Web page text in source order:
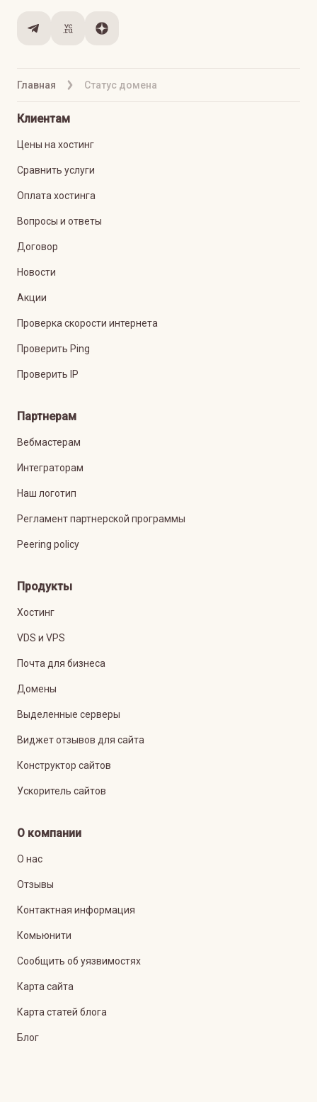
Главная Статус домена
Клиентам
Цены на хостинг
Сравнить услуги
Оплата хостинга
Вопросы и ответы
Договор
Новости
Акции
Проверка скорости интернета
Проверить Ping
Проверить IP
Партнерам
Вебмастерам
Интеграторам
Наш логотип
Регламент партнерской программы
Peering policy
Продукты
Хостинг
VDS и VPS
Почта для бизнеса
Домены
Выделенные серверы
Виджет отзывов для сайта
Конструктор сайтов
Ускоритель сайтов
О компании
О нас
Отзывы
Контактная информация
Комьюнити
Сообщить об уязвимостях
Карта сайта
Карта статей блога
Блог